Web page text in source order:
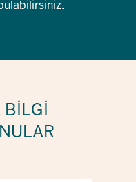
BILGI